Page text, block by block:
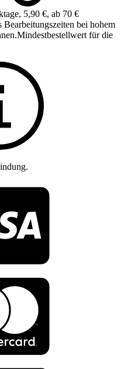
, 5,90 €, ab 70 €
Bearbeitungszeiten bei hohem
Mindestbestellwert für die